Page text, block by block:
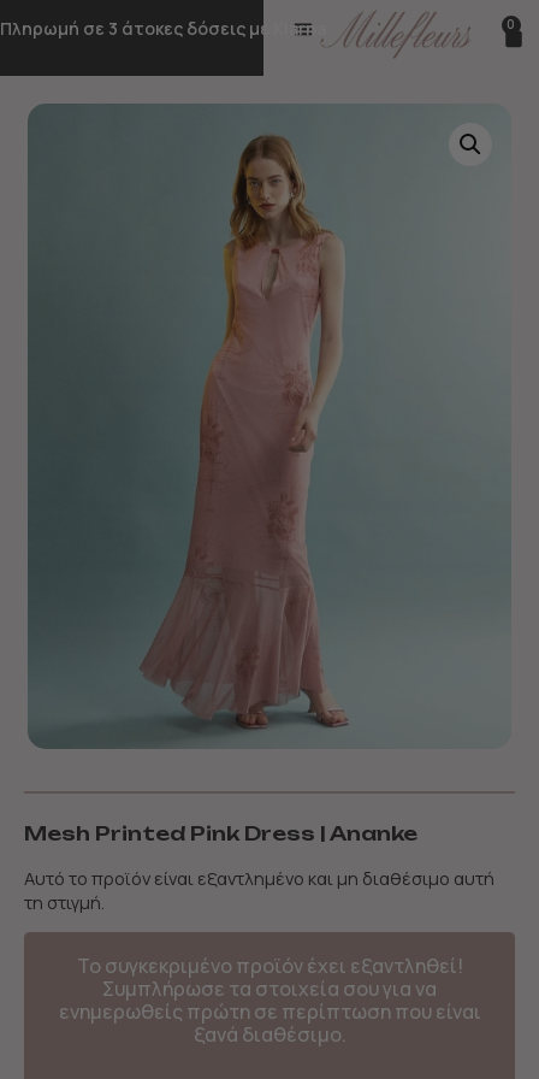
Πληρωμή σε 3 άτοκες δόσεις με Klarna 0
Mesh Printed Pink Dress | Ananke
Αυτό το προϊόν είναι εξαντλημένο και μη διαθέσιμο αυτή
τη στιγμή.
Το συγκεκριμένο προϊόν έχει εξαντληθεί!
Συμπλήρωσε τα στοιχεία σου για να
ενημερωθείς πρώτη σε περίπτωση που είναι
ξανά διαθέσιμο.